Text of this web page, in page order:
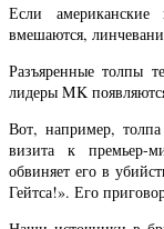
Если
вмешаются,
Разъяренные толпы
лидеры MK
Вот, например,
визита к премьер-
обвиняет его в
Гейтса!». Его